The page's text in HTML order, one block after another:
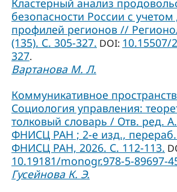
Кластерный анализ
безопасности России с
профилей регионов //
(135). С. 305-327. DOI: 10.15507/
327.
Вартанова М. Л.
Коммуникативное
Социология управления:
толковый словарь / Отв. ред.
ФНИСЦ РАН ; 2-е изд.,
ФНИСЦ РАН, 2026. С. 112-113.
10.19181/monogr.978-5-89697-
Гусейнова К. Э.